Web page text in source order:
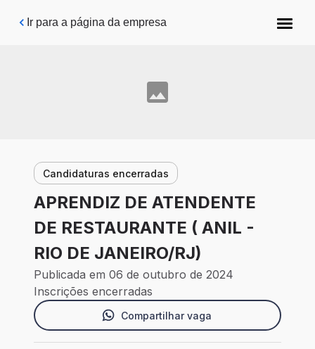
Pular para o conteúdo principal
Ir para a página da empresa
Candidaturas encerradas
APRENDIZ DE ATENDENTE
DE RESTAURANTE ( ANIL -
RIO DE JANEIRO/RJ)
Publicada em 06 de outubro de 2024
Inscrições encerradas
Compartilhar vaga